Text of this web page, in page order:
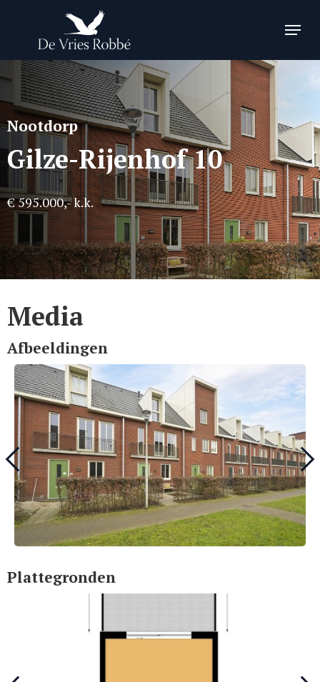
content
Menu
Nootdorp
Gilze-Rijenhof 10
€ 595.000,- k.k.
Media
Afbeeldingen
Plattegronden